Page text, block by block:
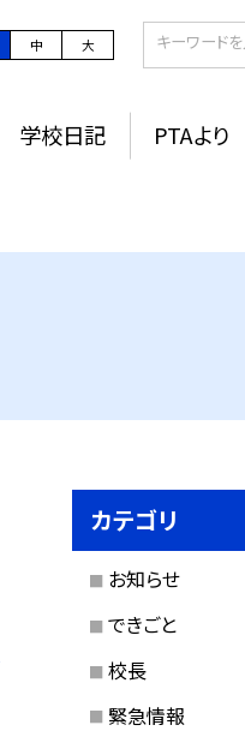
中 大
学校日記 PTAより
カテゴリ
お知らせ
できごと
校長
緊急情報